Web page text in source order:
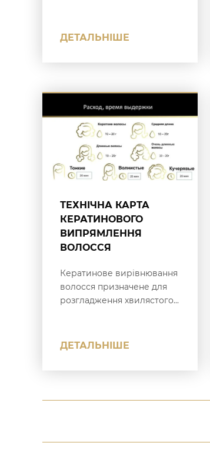
ДЕТАЛЬНІШЕ
ТЕХНІЧНА КАРТА
КЕРАТИНОВОГО
ВИПРЯМЛЕННЯ
ВОЛОССЯ
Кератинове вирівнювання
волосся призначене для
розгладження хвилястого...
ДЕТАЛЬНІШЕ